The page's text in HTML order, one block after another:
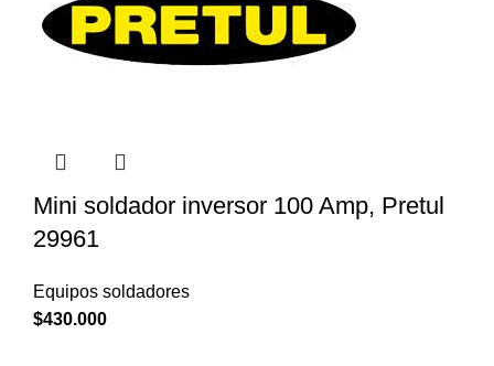
Mini soldador inversor 100 Amp, Pretul
29961
Equipos soldadores
$430.000